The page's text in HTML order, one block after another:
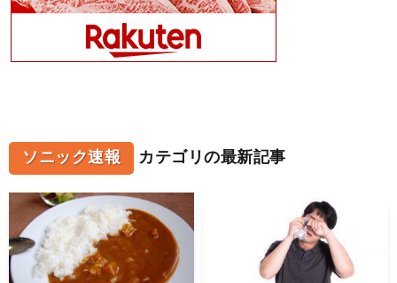
ソニック速報 カテゴリの最新記事